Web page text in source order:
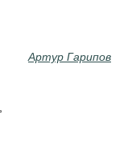
Артур Гарипов